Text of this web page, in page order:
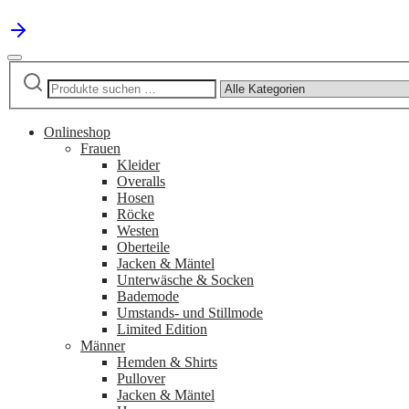
Suchen
nach:
by
category:
Onlineshop
Frauen
Kleider
Overalls
Hosen
Röcke
Westen
Oberteile
Jacken & Mäntel
Unterwäsche & Socken
Bademode
Umstands- und Stillmode
Limited Edition
Männer
Hemden & Shirts
Pullover
Jacken & Mäntel